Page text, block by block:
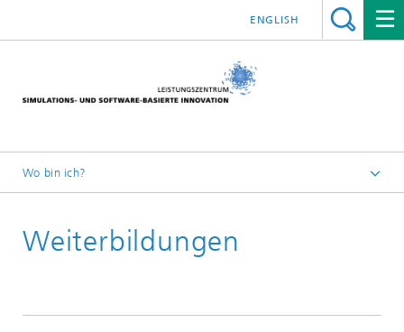
ENGLISH
Wo bin ich?
Fort- und Weiterbildungen
Weiterbildungen